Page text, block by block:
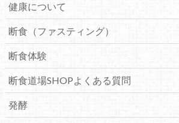
健康について
断食（ファスティング）
断食体験
断食道場SHOPよくある質問
発酵